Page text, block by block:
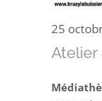
25
Atelier